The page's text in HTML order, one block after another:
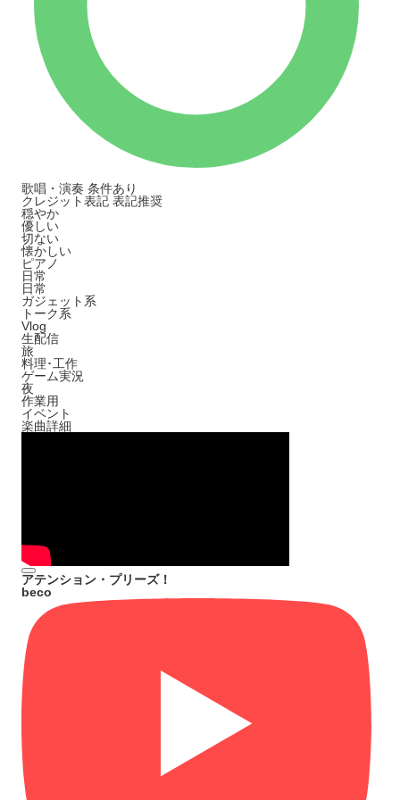
歌唱・演奏 条件あり
クレジット表記 表記推奨
穏やか
優しい
切ない
懐かしい
ピアノ
日常
日常
ガジェット系
トーク系
Vlog
生配信
旅
料理･工作
ゲーム実況
夜
作業用
イベント
楽曲詳細
アテンション・プリーズ！
beco